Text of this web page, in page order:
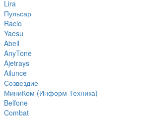
Lira
Пульсар
Racio
Yaesu
Abell
AnyTone
Ajetrays
Ailunce
Созвездие
МиниКом (Информ Техника)
Belfone
Combat